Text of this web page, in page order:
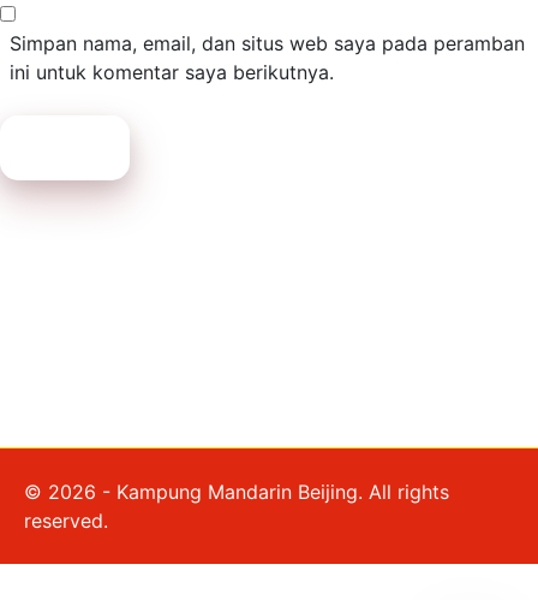
Simpan nama, email, dan situs web saya pada peramban
ini untuk komentar saya berikutnya.